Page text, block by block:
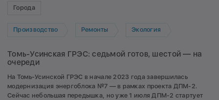
Города
Производство Ремонты Экология
Томь-Усинская ГРЭС: седьмой готов, шестой — на
очереди
На Томь-Усинской ГРЭС в начале 2023 года завершилась
модернизация энергоблока №7 — в рамках проекта ДПМ-2.
Сейчас небольшая передышка, но уже 1 июля ДПМ-2 стартует